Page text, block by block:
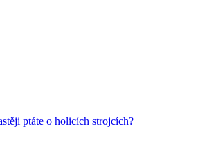
ptáte o holicích strojcích?